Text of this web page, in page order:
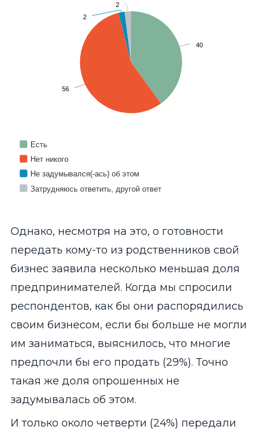
40
56
2
2
Есть
Нет никого
Не задумывался(-ась) об этом
Затрудняюсь ответить, другой ответ
Однако, несмотря на это, о готовности
передать кому-то из родственников свой
бизнес заявила несколько меньшая доля
предпринимателей. Когда мы спросили
респондентов, как бы они распорядились
своим бизнесом, если бы больше не могли
им заниматься, выяснилось, что многие
предпочли бы его продать (29%). Точно
такая же доля опрошенных не
задумывалась об этом.
И только около четверти (24%) передали